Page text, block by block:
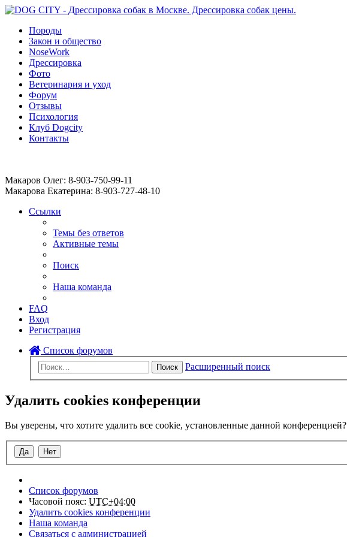
Породы
Закон и общество
NoseWork
Дрессировка
Фото
Ветеринария и уход
Форум
Отзывы
Психология
Клуб Dogcity
Контакты
Макаров Олег: 8-903-750-99-11
Макарова Екатерина: 8-903-727-48-10
Ссылки
Темы без ответов
Активные темы
Поиск
Наша команда
FAQ
Вход
Регистрация
Список форумов
Поиск Расширенный поиск
Удалить cookies конференции
Вы уверены, что хотите удалить все cookie, установленные данной конференцией?
Список форумов
Часовой пояс: UTC+04:00
Удалить cookies конференции
Наша команда
Связаться с администрацией